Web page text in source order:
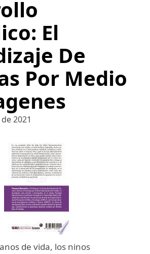
El
De
Por Medio
2021
de vida, los ninos